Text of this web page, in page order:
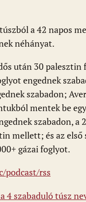
a 42 napos
néhányat.
után 30
engednek
szabadon;
mentek be
szabadon, a
mellett; és az első
gázai foglyot.
podcast/rss
4 szabaduló túsz